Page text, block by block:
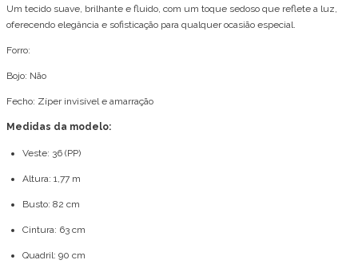
Um tecido suave, brilhante e fluido, com um toque sedoso que reflete a luz,
oferecendo elegância e sofisticação para qualquer ocasião especial.
Forro:
Bojo: Não
Fecho: Zíper invisível e amarração
Medidas da modelo:
Veste: 36 (PP)
Altura: 1,77 m
Busto: 82 cm
Cintura: 63 cm
Quadril: 90 cm